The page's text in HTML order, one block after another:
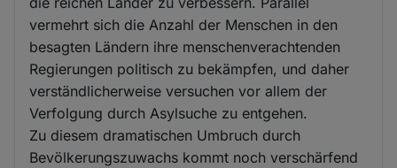
vermehrt sich die Anzahl der Menschen in den
besagten Ländern ihre menschenverachtenden
Regierungen politisch zu bekämpfen, und daher
verständlicherweise versuchen vor allem der
Verfolgung durch Asylsuche zu entgehen.
Zu diesem dramatischen Umbruch durch
Bevölkerungszuwachs kommt noch verschärfend